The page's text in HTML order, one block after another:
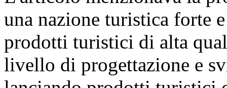
una nazione turistica forte
prodotti turistici di alta
livello di progettazione e